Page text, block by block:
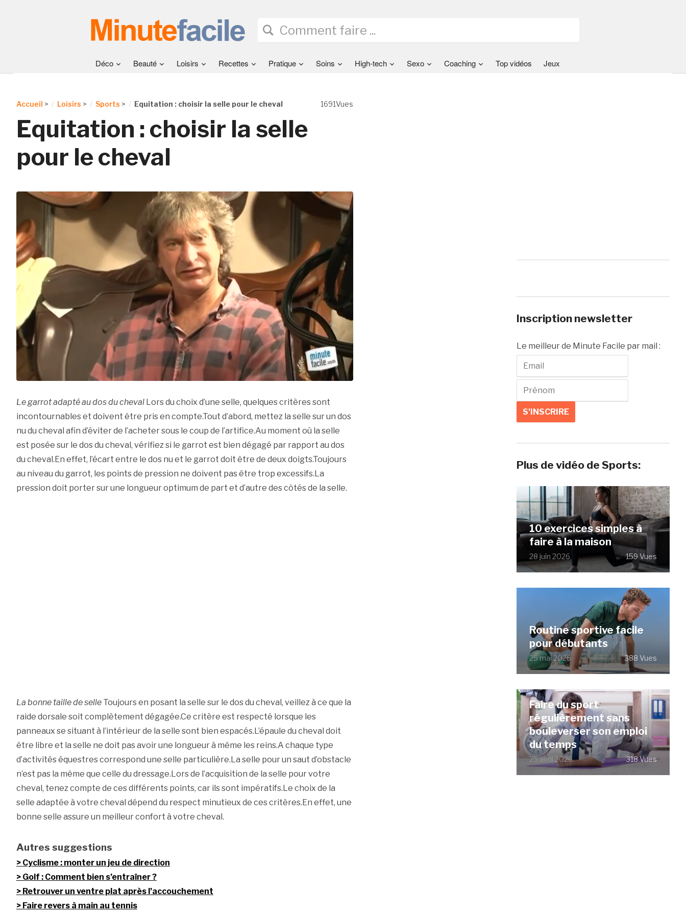
Déco Beauté Loisirs Recettes Pratique Soins High-tech Sexo Coaching Top vidéos Jeux
1691Vues
Accueil > Loisirs > Sports > Equitation : choisir la selle pour le cheval
Equitation : choisir la selle
pour le cheval
Le garrot adapté au dos du chevalLors du choix d’une selle, quelques critères sont
incontournables et doivent être pris en compte.Tout d’abord, mettez la selle sur un dos
nu du cheval afin d’éviter de l’acheter sous le coup de l’artifice.Au moment où la selle
est posée sur le dos du cheval, vérifiez si le garrot est bien dégagé par rapport au dos
du cheval.En effet, l’écart entre le dos nu et le garrot doit être de deux doigts.Toujours
au niveau du garrot, les points de pression ne doivent pas être trop excessifs.La
pression doit porter sur une longueur optimum de part et d’autre des côtés de la selle.
La bonne taille de selleToujours en posant la selle sur le dos du cheval, veillez à ce que la
raide dorsale soit complètement dégagée.Ce critère est respecté lorsque les
panneaux se situant à l’intérieur de la selle sont bien espacés.L’épaule du cheval doit
être libre et la selle ne doit pas avoir une longueur à même les reins.A chaque type
d’activités équestres correspond une selle particulière.La selle pour un saut d’obstacle
n’est pas la même que celle du dressage.Lors de l’acquisition de la selle pour votre
cheval, tenez compte de ces différents points, car ils sont impératifs.Le choix de la
selle adaptée à votre cheval dépend du respect minutieux de ces critères.En effet, une
bonne selle assure un meilleur confort à votre cheval.
Autres suggestions
Cyclisme : monter un jeu de direction
Golf : Comment bien s’entraîner ?
Retrouver un ventre plat après l’accouchement
Faire revers à main au tennis
Inscription newsletter
Le meilleur de Minute Facile par mail :
Plus de vidéo de Sports:
10 exercices simples à
faire à la maison
28 juin 2026 159 Vues
Routine sportive facile
pour débutants
25 mai 2026 388 Vues
Faire du sport
régulièrement sans
bouleverser son emploi
du temps
25 avril 2026 318 Vues